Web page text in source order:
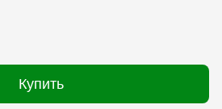
Купить